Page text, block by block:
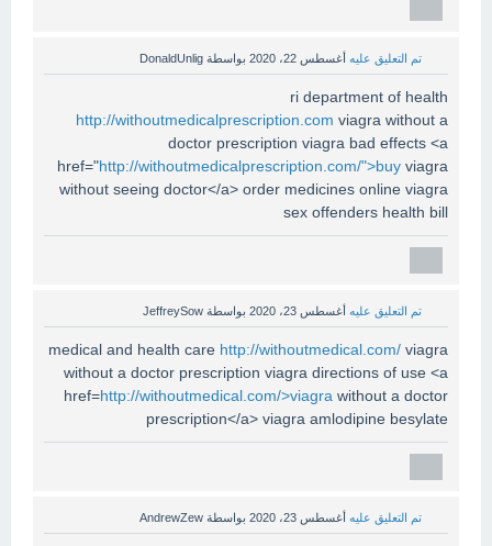
تم التعليق عليه أغسطس 22، 2020 بواسطة DonaldUnlig
ri department of health
http://withoutmedicalprescription.com viagra without a
doctor prescription viagra bad effects <a
href="http://withoutmedicalprescription.com/">buy viagra
without seeing doctor</a> order medicines online viagra
sex offenders health bill
تم التعليق عليه أغسطس 23، 2020 بواسطة JeffreySow
medical and health care http://withoutmedical.com/ viagra
without a doctor prescription viagra directions of use <a
href=http://withoutmedical.com/>viagra without a doctor
prescription</a> viagra amlodipine besylate
تم التعليق عليه أغسطس 23، 2020 بواسطة AndrewZew